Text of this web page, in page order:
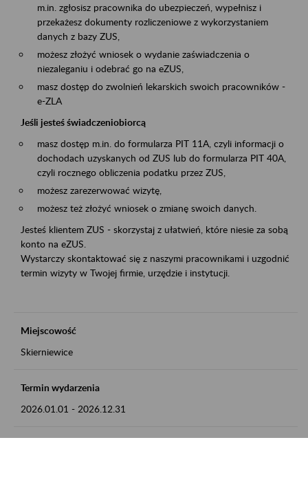
m.in. zgłosisz pracownika do ubezpieczeń, wypełnisz i
przekażesz dokumenty rozliczeniowe z wykorzystaniem
danych z bazy ZUS,
możesz złożyć wniosek o wydanie zaświadczenia o
niezaleganiu i odebrać go na eZUS,
masz dostęp do zwolnień lekarskich swoich pracowników -
e-ZLA
Jeśli jesteś świadczeniobiorcą
masz dostęp m.in. do formularza PIT 11A, czyli informacji o
dochodach uzyskanych od ZUS lub do formularza PIT 40A,
czyli rocznego obliczenia podatku przez ZUS,
możesz zarezerwować wizytę,
możesz też złożyć wniosek o zmianę swoich danych.
Jesteś klientem ZUS - skorzystaj z ułatwień, które niesie za sobą
konto na eZUS.
Wystarczy skontaktować się z naszymi pracownikami i uzgodnić
termin wizyty w Twojej firmie, urzędzie i instytucji.
Miejscowość
Skierniewice
Termin wydarzenia
2026.01.01 - 2026.12.31